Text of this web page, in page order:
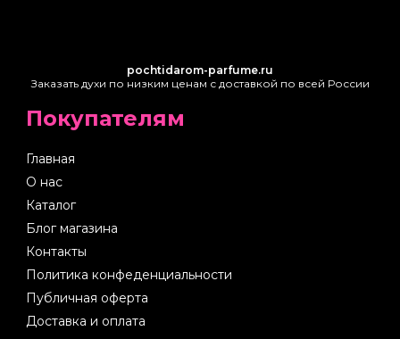
pochtidarom-parfume.ru
Заказать духи по низким ценам с доставкой по всей России
Покупателям
Главная
О нас
Каталог
Блог магазина
Контакты
Политика конфеденциальности
Публичная оферта
Доставка и оплата